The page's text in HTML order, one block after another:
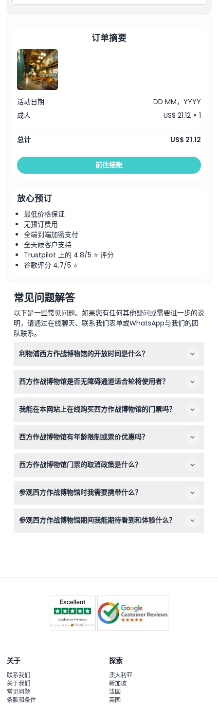
订单摘要
活动日期
DD MM，YYYY
成人
US$ 21.12 × 1
总计 US$ 21.12
前往结账
放心预订
最低价格保证
无预订费用
全端到端加密支付
全天候客户支持
Trustpilot 上的 4.8/5 ⭐ 评分
谷歌评分 4.7/5 ⭐
常见问题解答
以下是一些常见问题。如果您有任何其他疑问或需要进一步的说
明，请通过在线聊天、联系我们表单或WhatsApp与我们的团
队联系。
利物浦西方作战博物馆的开放时间是什么？
5点（可能会有变动——请在预订时确认）。
西方作战博物馆是否无障碍通道适合轮椅使用者？
能通过楼梯，但一些位于上层的房间对行动不便的访客仍可
我能在本网站上在线购买西方作战博物馆的门票吗？
日期入场。
西方作战博物馆有年龄限制或票价优惠吗？
员及持有效身份证件的65岁及以上老人可享受优惠票价。
西方作战博物馆门票的取消政策是什么？
划。
参观西方作战博物馆时我需要携带什么？
梯的舒适鞋子，准备探索这座有历史意义的地下碉堡。
参观西方作战博物馆期间我能期待看到和体验什么？
关于
联系我们
关于我们
常见问题
条款和条件
探索
澳大利亚
新加坡
法国
英国